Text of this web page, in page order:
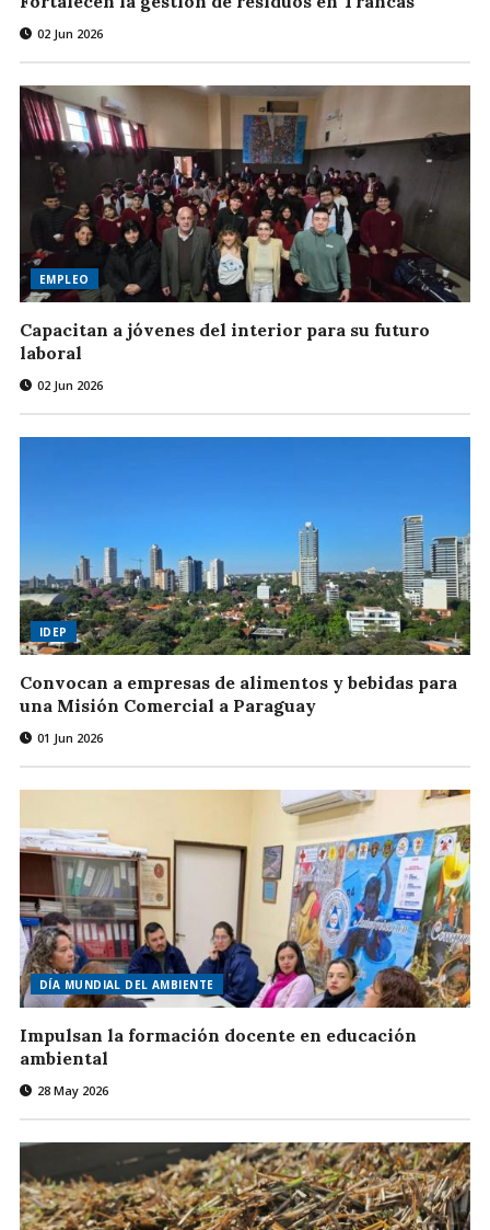
02 Jun 2026
EMPLEO
Capacitan a jóvenes del interior para su futuro
laboral
02 Jun 2026
IDEP
Convocan a empresas de alimentos y bebidas para
una Misión Comercial a Paraguay
01 Jun 2026
DÍA MUNDIAL DEL AMBIENTE
Impulsan la formación docente en educación
ambiental
28 May 2026